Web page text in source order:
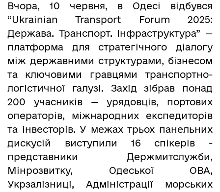
Вчора, 10 червня, в Одесі відбувся
“Ukrainian Transport Forum 2025:
Держава. Транспорт. Інфраструктура” —
платформа для стратегічного діалогу
між державними структурами, бізнесом
та ключовими гравцями транспортно-
логістичної галузі. Захід зібрав понад
200 учасників — урядовців, портових
операторів, міжнародних експедиторів
та інвесторів. У межах трьох панельних
дискусій виступили 16 спікерів -
представники Держмитслужби,
Мінрозвитку, Одеської ОВА,
Укрзалізниці, Адміністрації морських